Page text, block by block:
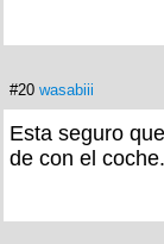
#20 wasabiii
Esta seguro
de con el coche.